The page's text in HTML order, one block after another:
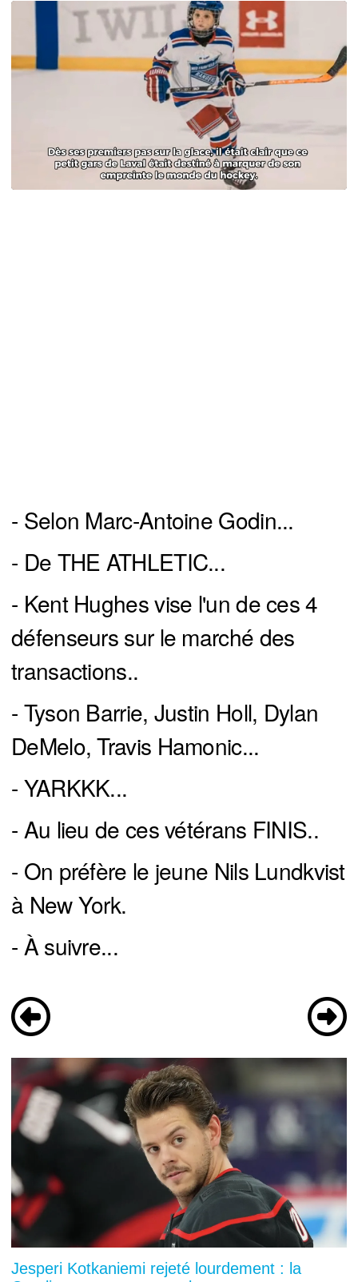
- Selon Marc-Antoine Godin...
- De THE ATHLETIC...
- Kent Hughes vise l'un de ces 4
défenseurs sur le marché des
transactions..
- Tyson Barrie, Justin Holl, Dylan
DeMelo, Travis Hamonic...
- YARKKK...
- Au lieu de ces vétérans FINIS..
- On préfère le jeune Nils Lundkvist
à New York.
- À suivre...
Jesperi Kotkaniemi rejeté lourdement : la